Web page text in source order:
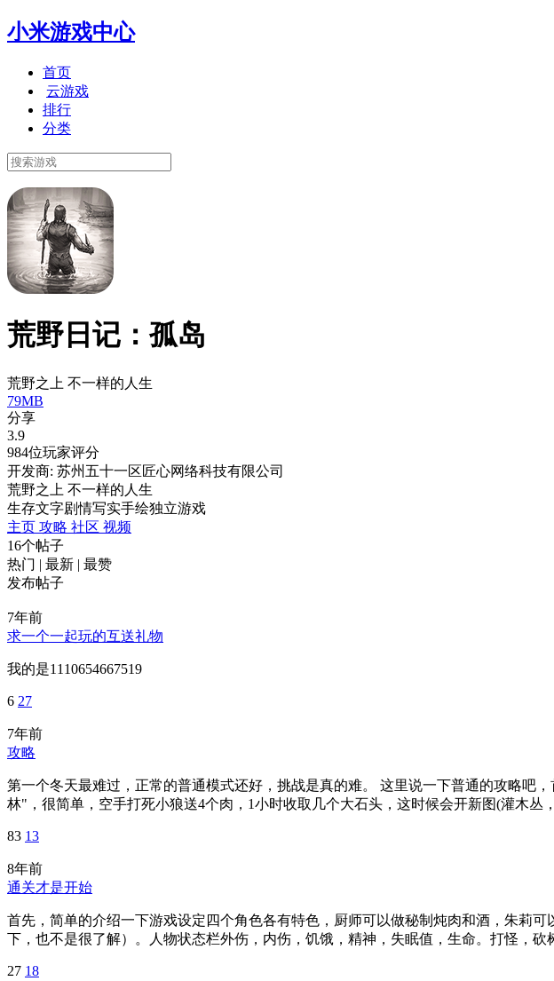
小米游戏中心
首页
云游戏
排行
分类
荒野日记：孤岛
荒野之上 不一样的人生
79MB
分享
3.9
984位玩家评分
开发商: 苏州五十一区匠心网络科技有限公司
荒野之上 不一样的人生
生存文字剧情写实手绘独立游戏
主页 攻略 社区 视频
16个帖子
热门 | 最新 | 最赞
发布帖子
7年前
求一个一起玩的互送礼物
我的是1110654667519
6 27
7年前
攻略
第一个冬天最难过，正常的普通模式还好，挑战是真的难。 这里说一下普通的攻略吧
林"，很简单，空手打死小狼送4个肉，1小时收取几个大石头，这时候会开新图(灌木丛
83 13
8年前
通关才是开始
首先，简单的介绍一下游戏设定四个角色各有特色，厨师可以做秘制炖肉和酒，朱莉
下，也不是很了解）。人物状态栏外伤，内伤，饥饿，精神，失眠值，生命。打怪，
27 18